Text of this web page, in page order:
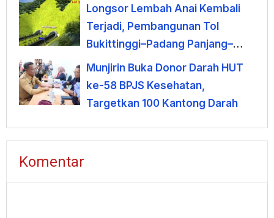
Longsor Lembah Anai Kembali
Terjadi, Pembangunan Tol
Bukittinggi–Padang Panjang–
Sicincin Dinilai Mendesak
Munjirin Buka Donor Darah HUT
ke-58 BPJS Kesehatan,
Targetkan 100 Kantong Darah
Komentar